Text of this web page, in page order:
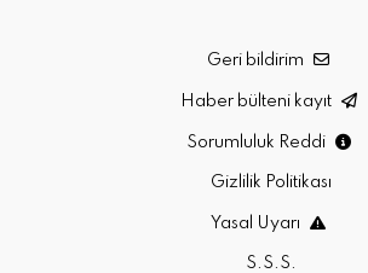
Geri bildirim
Haber bülteni kayıt
Sorumluluk Reddi
Gizlilik Politikası
Yasal Uyarı
S.S.S.